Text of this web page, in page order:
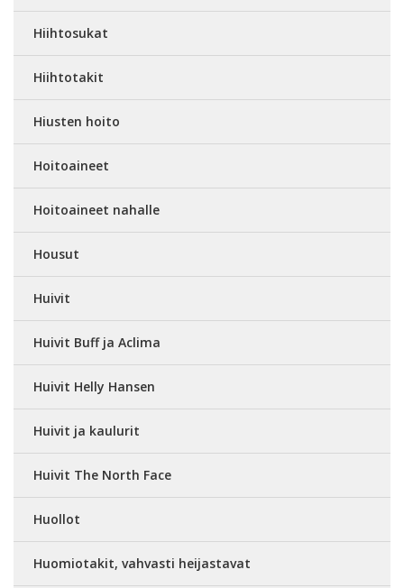
Hiihtosukat
Hiihtotakit
Hiusten hoito
Hoitoaineet
Hoitoaineet nahalle
Housut
Huivit
Huivit Buff ja Aclima
Huivit Helly Hansen
Huivit ja kaulurit
Huivit The North Face
Huollot
Huomiotakit, vahvasti heijastavat